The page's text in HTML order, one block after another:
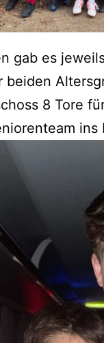
gab es
beiden
8 Tore
ins